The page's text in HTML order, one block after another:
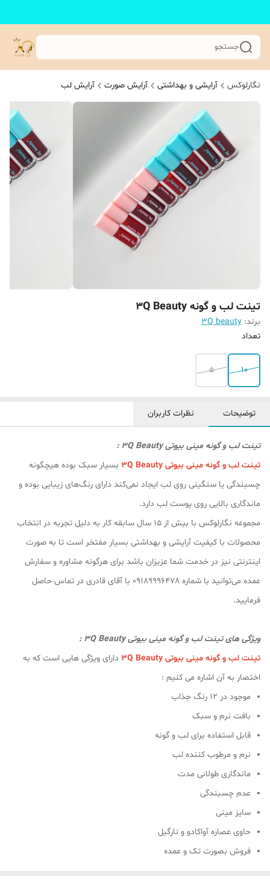
جستجو
نگارلوکس آرایشی و بهداشتی آرایش صورت آرایش لب
تینت لب و گونه 3Q Beauty
برند: 3Q beauty
تعداد
10
5
توضیحات نظرات کاربران
تینت لب و گونه مینی بیوتی 3Q Beauty :
تینت لب و گونه مینی بیوتی 3Q Beauty
بسیار سبک بوده هیچگونه
چسبندگی یا سنگینی روی لب ایجاد نمی‌کند دارای رنگ‌های زیبایی بوده و
ماندگاری بالایی روی پوست لب دارد.
مجموعه نگارلوکس با بیش از ۱۵ سال سابقه کار به دلیل تجربه در انتخاب
محصولات با کیفیت آرایشی و بهداشتی بسیار مفتخر است تا به صورت
اینترنتی نیز در خدمت شما عزیزان باشد برای هرگونه مشاوره و سفارش
عمده می‌توانید با شماره 09189996478 با آقای قادری در تماس حاصل
فرمایید.
ویژگی های تینت لب و گونه مینی بیوتی 3Q Beauty :
تینت لب و گونه مینی بیوتی 3Q Beauty
دارای ویژگی هایی است که به
اختصار به آن اشاره می کنیم :
موجود در 12 رنگ جذاب
بافت نرم و سبک
قابل استفاده برای لب و گونه
نرم و مرطوب کننده لب
ماندگاری طولانی مدت
عدم چسبندگی
سایز مینی
حاوی عصاره آواکادو و نارگیل
فروش بصورت تک و عمده